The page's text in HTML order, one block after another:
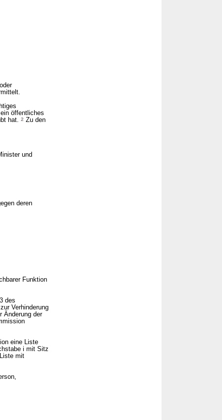
öffentliches
hat. 2 Zu den
und
deren
Funktion
des
Verhinderung
Änderung der
eine Liste
i mit Sitz
mit